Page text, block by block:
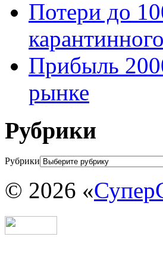
Потери до
Прибыль
рынке
Рубрики
Рубрики
© 2026 «